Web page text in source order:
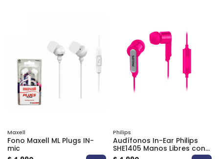
Maxell
Fono Maxell ML Plugs IN-
mic
Philips
Audífonos In-Ear Philips
SHE1405 Manos Libres con
Micrófono y Plug 3.5 mm